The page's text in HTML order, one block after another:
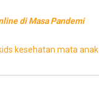
di Masa Pandemi
kesehatan mata anak